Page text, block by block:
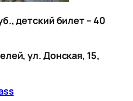
детский билет – 40
ул. Донская, 15,